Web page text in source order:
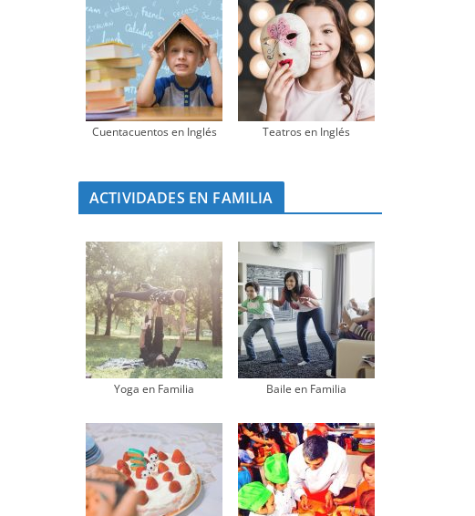
Cuentacuentos en Inglés Teatros en Inglés
ACTIVIDADES EN FAMILIA
Yoga en Familia Baile en Familia